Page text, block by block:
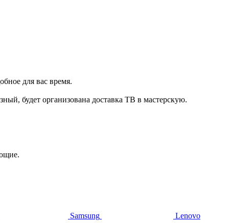
для вас время.
будет организована доставка ТВ в мастерскую.
Samsung Lenovo